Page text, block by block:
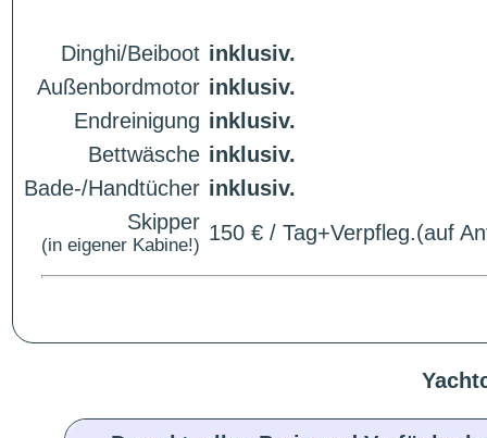
Dinghi/Beiboot inklusiv.
Außenbordmotor inklusiv.
Endreinigung inklusiv.
Bettwäsche inklusiv.
Bade-/Handtücher inklusiv.
Skipper
(in eigener Kabine!)
150 € / Tag+Verpfleg.(auf